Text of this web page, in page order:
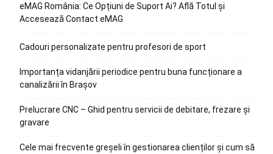
eMAG România: Ce Opțiuni de Suport Ai? Află Totul și
Accesează Contact eMAG
Cadouri personalizate pentru profesori de sport
Importanța vidanjării periodice pentru buna funcționare a
canalizării în Brașov
Prelucrare CNC – Ghid pentru servicii de debitare, frezare și
gravare
Cele mai frecvente greșeli în gestionarea clienților și cum să